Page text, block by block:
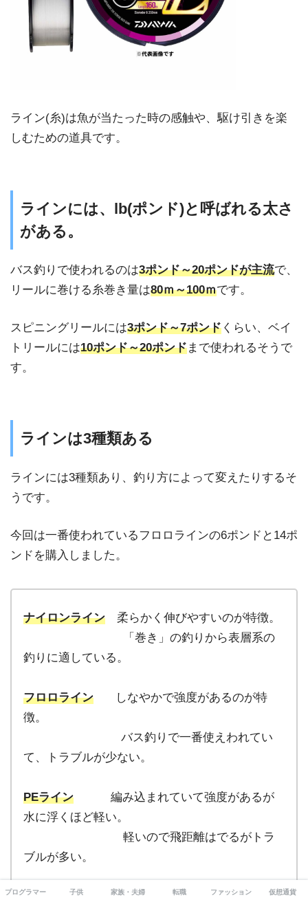
ライン(糸)は魚が当たった時の感触や、駆け引きを楽
しむための道具です。
ラインには、lb(ポンド)と呼ばれる太さ
がある。
バス釣りで使われるのは3ポンド～20ポンドが主流で、
リールに巻ける糸巻き量は80ｍ～100ｍです。
スピニングリールには3ポンド～7ポンド くらい、 ベイ
トリールには10ポンド～20ポンドまで使われるそうで
す。
ラインは3種類ある
ラインには3種類あり、釣り方によって変えたりするそ
うです。
今回は一番使われているフロロラインの6ポンドと14ポ
ンドを購入しました。
ナイロンライン 柔らかく伸びやすいのが特徴。
「巻き」の釣りから表層系の
釣りに適している。
フロロライン しなやかで強度があるのが特
徴。
バス釣りで一番使えわれてい
て、トラブルが少ない。
PEライン 編み込まれていて強度があるが
水に浮くほど軽い。
軽いので飛距離はでるがトラ
ブルが多い。
プログラマー 子供 家族・夫婦 転職 ファッション 仮想通貨